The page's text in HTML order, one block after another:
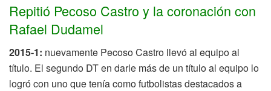
Repitió Pecoso Castro y la coronación con
Rafael Dudamel
2015-1: nuevamente Pecoso Castro llevó al equipo al
título. El segundo DT en darle más de un título al equipo lo
logró con uno que tenía como futbolistas destacados a